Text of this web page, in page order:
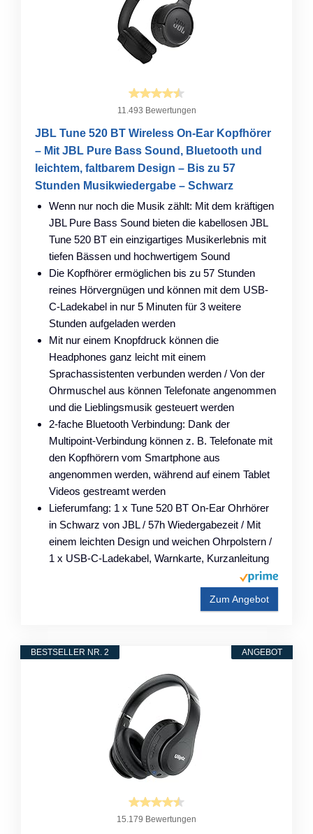
11.493 Bewertungen
JBL Tune 520 BT Wireless On-Ear Kopfhörer
– Mit JBL Pure Bass Sound, Bluetooth und
leichtem, faltbarem Design – Bis zu 57
Stunden Musikwiedergabe – Schwarz
Wenn nur noch die Musik zählt: Mit dem kräftigen
JBL Pure Bass Sound bieten die kabellosen JBL
Tune 520 BT ein einzigartiges Musikerlebnis mit
tiefen Bässen und hochwertigem Sound
Die Kopfhörer ermöglichen bis zu 57 Stunden
reines Hörvergnügen und können mit dem USB-
C-Ladekabel in nur 5 Minuten für 3 weitere
Stunden aufgeladen werden
Mit nur einem Knopfdruck können die
Headphones ganz leicht mit einem
Sprachassistenten verbunden werden / Von der
Ohrmuschel aus können Telefonate angenommen
und die Lieblingsmusik gesteuert werden
2-fache Bluetooth Verbindung: Dank der
Multipoint-Verbindung können z. B. Telefonate mit
den Kopfhörern vom Smartphone aus
angenommen werden, während auf einem Tablet
Videos gestreamt werden
Lieferumfang: 1 x Tune 520 BT On-Ear Ohrhörer
in Schwarz von JBL / 57h Wiedergabezeit / Mit
einem leichten Design und weichen Ohrpolstern /
1 x USB-C-Ladekabel, Warnkarte, Kurzanleitung
Zum Angebot
ANGEBOT
BESTSELLER NR. 2
15.179 Bewertungen